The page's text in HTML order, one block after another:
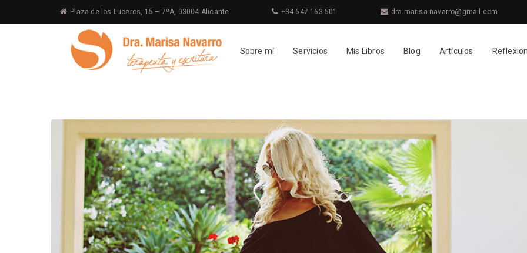
Plaza de los Luceros, 15 – 7ºA, 03004 Alicante +34 647 163 501 dra.marisa.navarro@gmail.com
Sobre mí Servicios Mis Libros Blog Artículos